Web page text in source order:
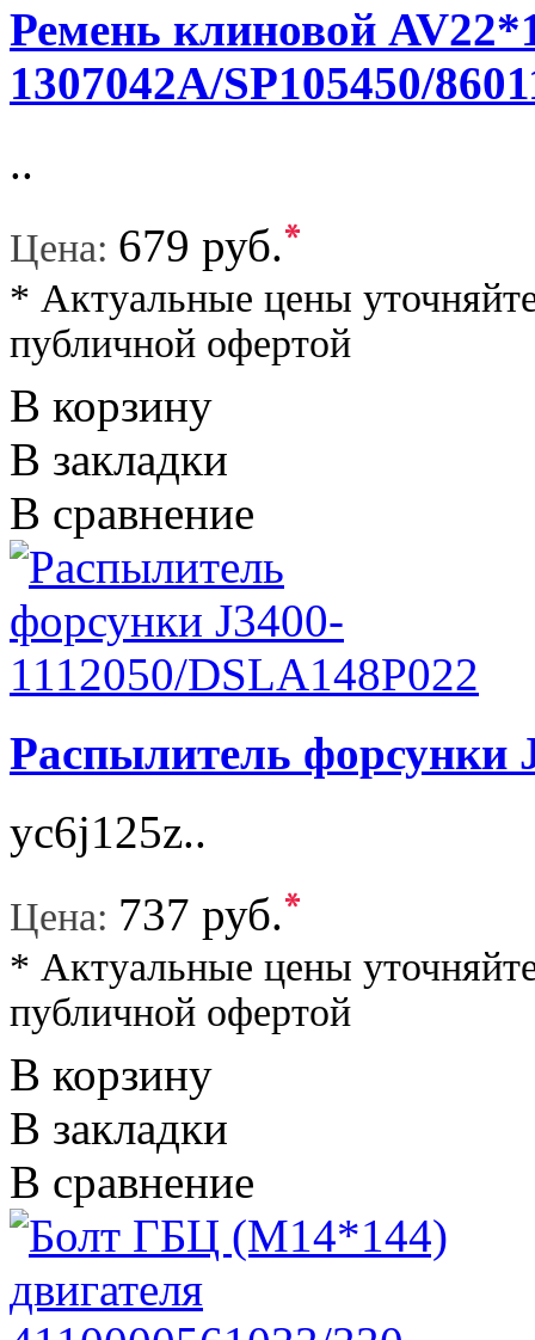
Ремень клиновой
1307042A/SP105450/
..
Цена: 679 руб.*
* Актуальные цены
публичной офертой
В корзину
В закладки
В сравнение
Распылитель форсунки
yc6j125z..
Цена: 737 руб.*
* Актуальные цены
публичной офертой
В корзину
В закладки
В сравнение